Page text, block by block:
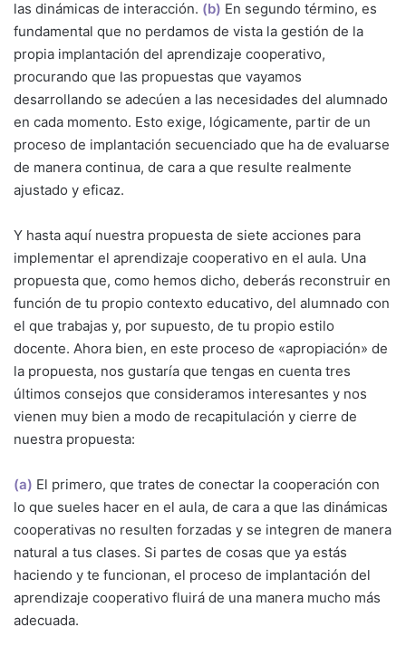
las dinámicas de interacción. (b) En segundo término, es
fundamental que no perdamos de vista la gestión de la
propia implantación del aprendizaje cooperativo,
procurando que las propuestas que vayamos
desarrollando se adecúen a las necesidades del alumnado
en cada momento. Esto exige, lógicamente, partir de un
proceso de implantación secuenciado que ha de evaluarse
de manera continua, de cara a que resulte realmente
ajustado y eficaz.
Y hasta aquí nuestra propuesta de siete acciones para
implementar el aprendizaje cooperativo en el aula. Una
propuesta que, como hemos dicho, deberás reconstruir en
función de tu propio contexto educativo, del alumnado con
el que trabajas y, por supuesto, de tu propio estilo
docente. Ahora bien, en este proceso de «apropiación» de
la propuesta, nos gustaría que tengas en cuenta tres
últimos consejos que consideramos interesantes y nos
vienen muy bien a modo de recapitulación y cierre de
nuestra propuesta:
(a) El primero, que trates de conectar la cooperación con
lo que sueles hacer en el aula, de cara a que las dinámicas
cooperativas no resulten forzadas y se integren de manera
natural a tus clases. Si partes de cosas que ya estás
haciendo y te funcionan, el proceso de implantación del
aprendizaje cooperativo fluirá de una manera mucho más
adecuada.